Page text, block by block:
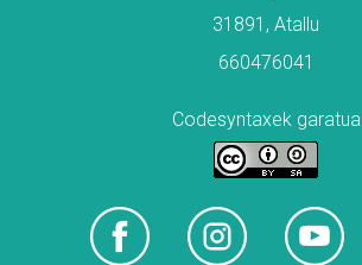
31891, Atallu
660476041
Codesyntaxek garatua